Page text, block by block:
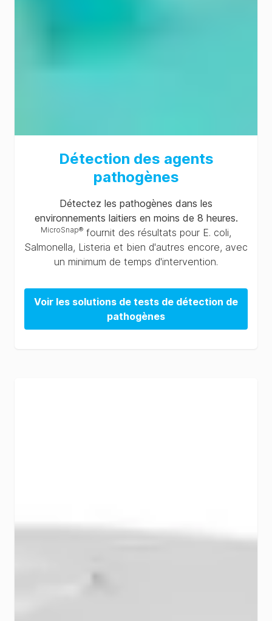
Détection des agents
pathogènes
Détectez les pathogènes dans les
environnements laitiers en moins de 8 heures.
MicroSnap® fournit des résultats pour E. coli,
Salmonella, Listeria et bien d'autres encore, avec
un minimum de temps d'intervention.
Voir les solutions de tests de détection de
pathogènes